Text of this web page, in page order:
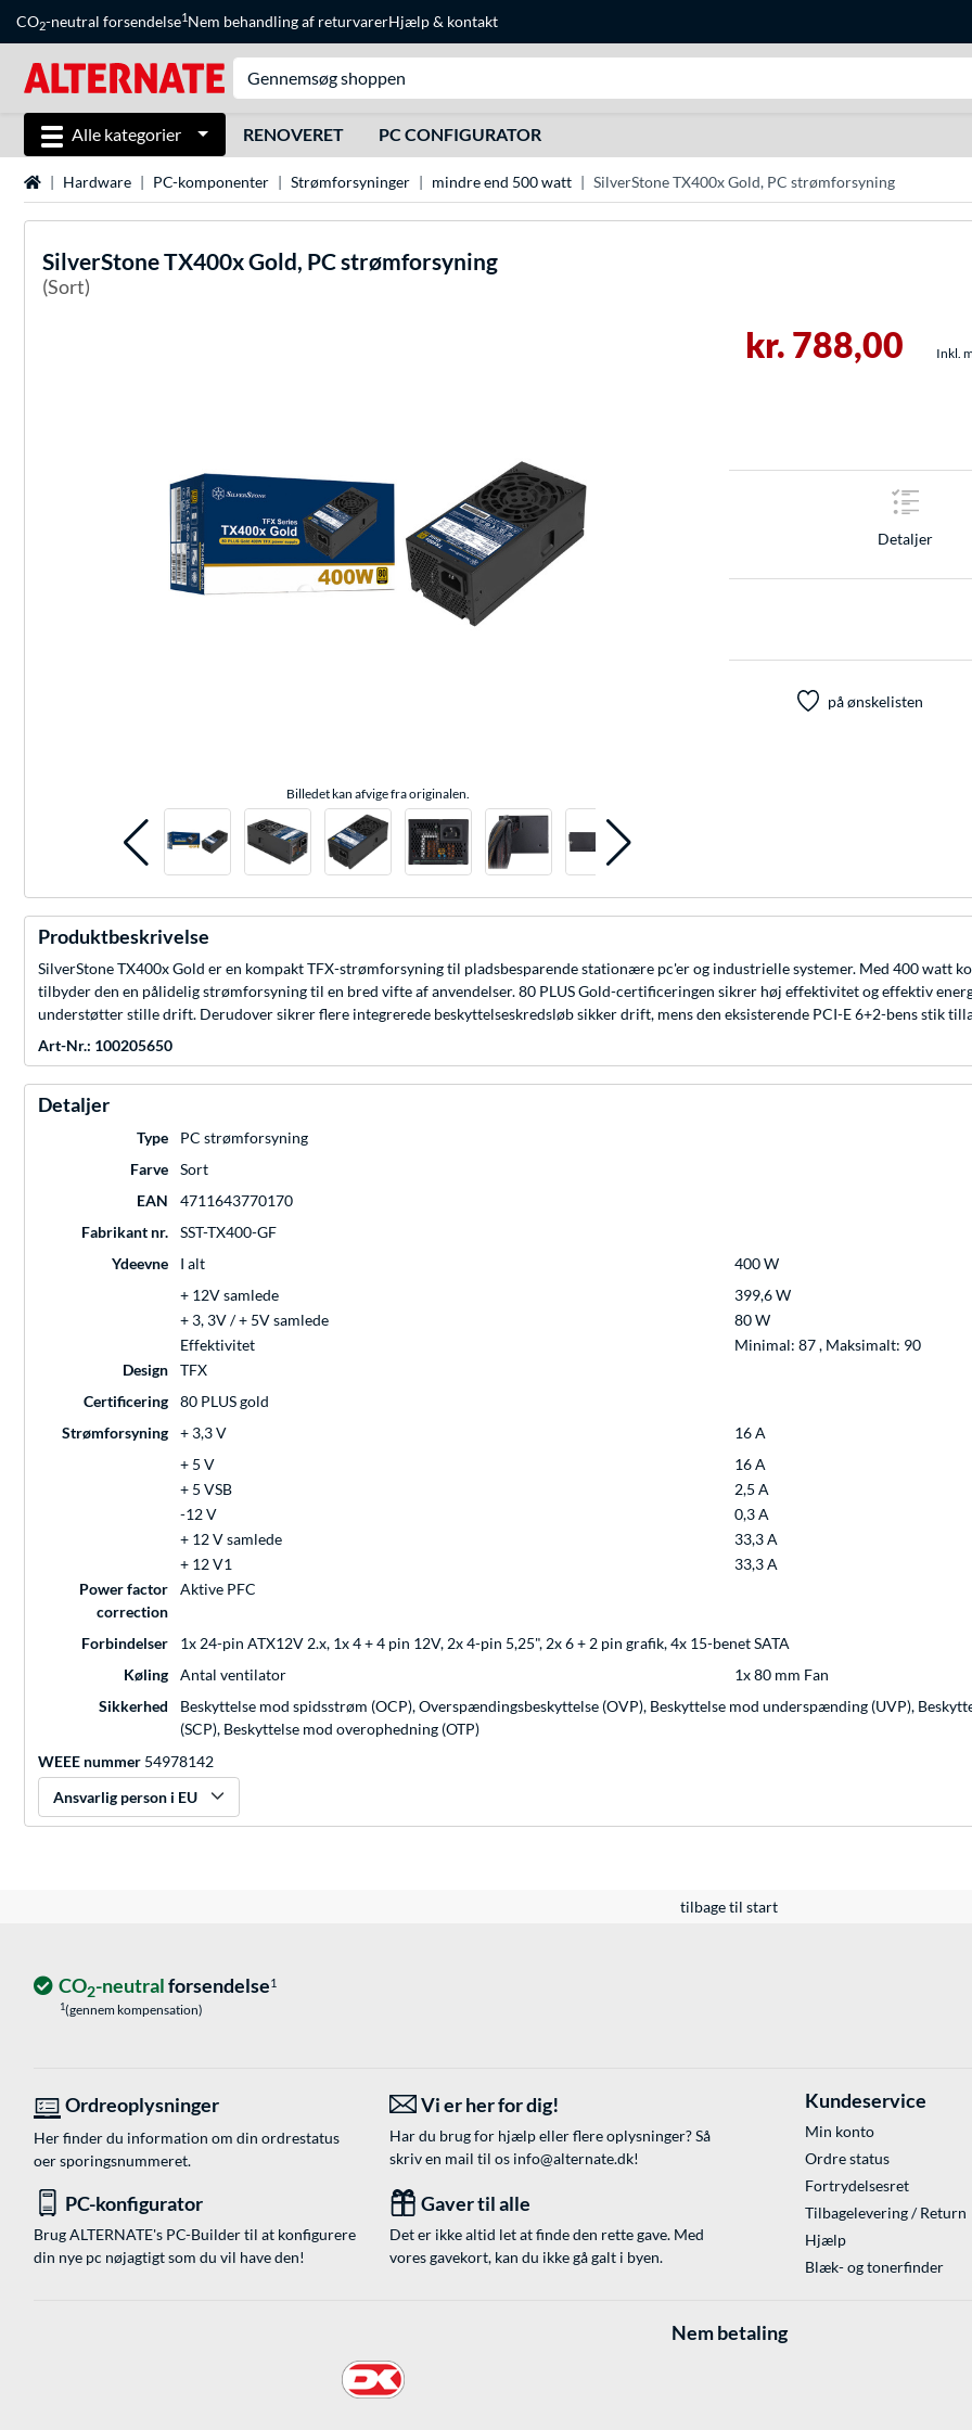
CO2-neutral forsendelse1Nem behandling af returvarerHjælp& kontakt
Alle kategorier RENOVERET PC CONFIGURATOR
StartsideHardware PC-komponenter Strømforsyninger mindre end 500 watt SilverStone TX400x Gold, PC strømforsyning
SilverStoneTX400x Gold, PC strømforsyning
(Sort)
Billedet kan afvige fra originalen.
kr. 788,00 Inkl.
Detaljer
på ønskelisten
Produktbeskrivelse
SilverStone TX400x Gold er en kompakt TFX-strømforsyning til pladsbesparende stationære pc'er og industrielle systemer. Med 400 watt
tilbyder den en pålidelig strømforsyning til en bred vifte af anvendelser. 80 PLUS Gold-certificeringen sikrer høj effektivitet og effektiv
understøtter stille drift. Derudover sikrer flere integrerede beskyttelseskredsløb sikker drift, mens den eksisterende PCI-E 6+2-bens stik
Art-Nr.: 100205650
Detaljer
Type
PC strømforsyning
Farve
Sort
EAN
4711643770170
Fabrikant nr.
SST-TX400-GF
Ydeevne
I alt
400 W
+ 12V samlede
399,6 W
+ 3, 3V / + 5V samlede
80 W
Effektivitet
Minimal: 87 , Maksimalt: 90
Design
TFX
Certificering
80 PLUS gold
Strømforsyning
+ 3,3 V
16 A
+ 5 V
16 A
+ 5 VSB
2,5 A
-12 V
0,3 A
+ 12 V samlede
33,3 A
+ 12 V1
33,3 A
Power factor
correction
Aktive PFC
Forbindelser
1x 24-pin ATX12V 2.x, 1x 4 + 4 pin 12V, 2x 4-pin 5,25", 2x 6 + 2 pin grafik, 4x 15-benet SATA
Køling
Antal ventilator
1x 80 mm Fan
Sikkerhed
Beskyttelse mod spidsstrøm (OCP), Overspændingsbeskyttelse (OVP), Beskyttelse mod underspænding (UVP),
(SCP), Beskyttelse mod overophedning (OTP)
WEEE nummer 54978142
Ansvarlig person i EU
tilbage til start
CO2-neutralforsendelse1
1(gennem kompensation)
Ordreoplysninger
Her finder du information om din ordrestatus
oer sporingsnummeret.
Vi er her for dig!
Har du brug for hjælp eller flere oplysninger? Så
skriv en mail til os info@alternate.dk!
PC-konfigurator
Brug ALTERNATE's PC-Builder til at konfigurere
din nye pc nøjagtigt som du vil have den!
Gaver til alle
Det er ikke altid let at finde den rette gave. Med
vores gavekort, kan du ikke gå galt i byen.
Kundeservice
Min konto
Ordre status
Fortrydelsesret
Tilbagelevering / Return
Hjælp
Blæk- og tonerfinder
Nem betaling